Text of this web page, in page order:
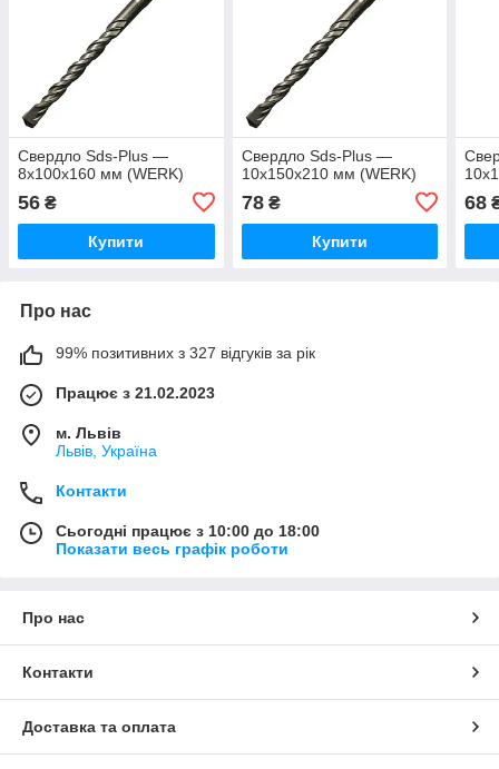
Свердло Sds-Plus —
8х100х160 мм (WERK)
56 ₴
Купити
Свердло Sds-Plus —
10х150х210 мм (WERK)
78₴
Купити
68
Про нас
99% позитивних з 327 відгуків за рік
Працює з 21.02.2023
м. Львів
Львів, Україна
Контакти
Сьогодні працює з 10:00 до 18:00
Показати весь графік роботи
Про нас
Контакти
Доставка та оплата